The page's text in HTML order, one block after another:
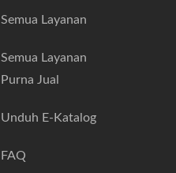
Semua Layanan
Semua Layanan
Purna Jual
Unduh E-Katalog
FAQ